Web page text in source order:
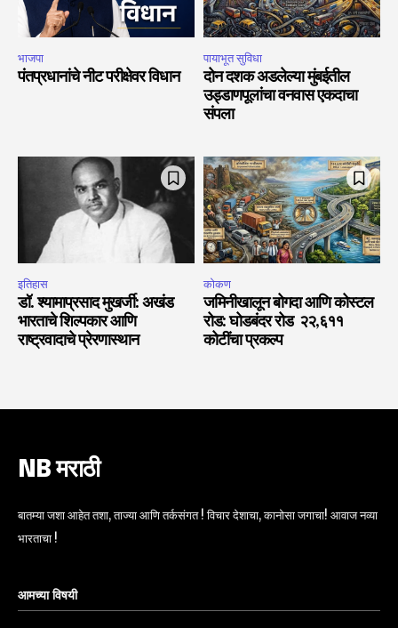
भाजपा
पंतप्रधानांचे नीट परीक्षेवर विधान
पायाभूत सुविधा
दोन दशक अडलेल्या मुंबईतील
उड्डाणपूलांचा वनवास एकदाचा
संपला
इतिहास
डॉ. श्यामाप्रसाद मुखर्जी: अखंड
भारताचे शिल्पकार आणि
राष्ट्रवादाचे प्रेरणास्थान
कोकण
जमिनीखालून बोगदा आणि कोस्टल
रोड: घोडबंदर रोड ₹२२,६११
कोटींचा प्रकल्प
NB मराठी
बातम्या जशा आहेत तशा, ताज्या आणि तर्कसंगत ! विचार देशाचा, कानोसा जगाचा! आवाज नव्या
भारताचा !
आमच्या विषयी